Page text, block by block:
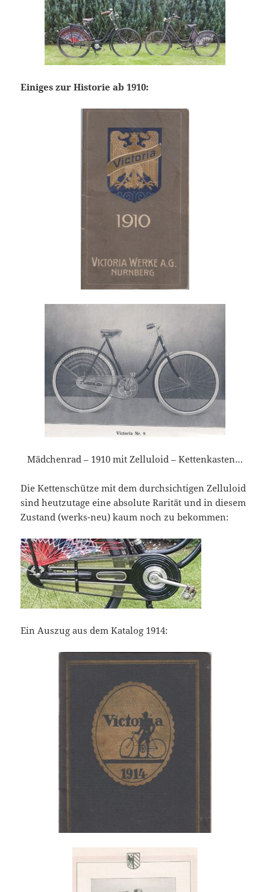
Einiges zur Historie ab 1910:
Mädchenrad – 1910 mit Zelluloid – Kettenkasten…
Die Kettenschütze mit dem durchsichtigen Zelluloid
sind heutzutage eine absolute Rarität und in diesem
Zustand (werks-neu) kaum noch zu bekommen:
Ein Auszug aus dem Katalog 1914: